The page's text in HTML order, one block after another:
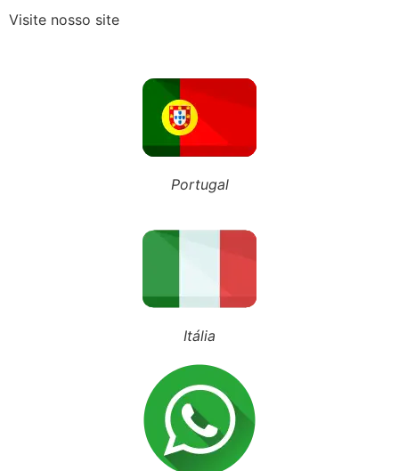
Siga nosso Tiktok
Visite nosso site
Portugal
Itália